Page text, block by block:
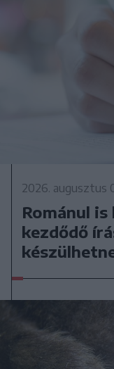
2026. augusztus
Románul
kezdődő